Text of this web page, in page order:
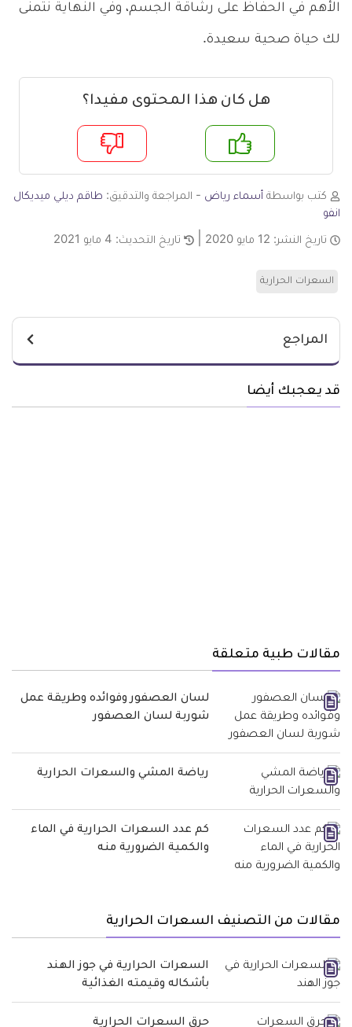
الأهم في الحفاظ على رشاقة الجسم، وفي النهاية نتمنى
لك حياة صحية سعيدة.
هل كان هذا المحتوى مفيدا؟
لا
كتب بواسطة أسماء رياض - المراجعة والتدقيق: طاقم ديلي ميديكال
انفو
تاريخ النشر: 12 مايو 2020 تاريخ التحديث: 4 مايو 2021
السعرات الحرارية
المراجع
قد يعجبك أيضا
مقالات طبية متعلقة
لسان العصفور وفوائده وطريقة عمل
شوربة لسان العصفور
رياضة المشي والسعرات الحرارية
كم عدد السعرات الحرارية في الماء
والكمية الضرورية منه
مقالات من التصنيف السعرات الحرارية
السعرات الحرارية في جوز الهند
بأشكاله وقيمته الغذائية
حرق السعرات الحرارية